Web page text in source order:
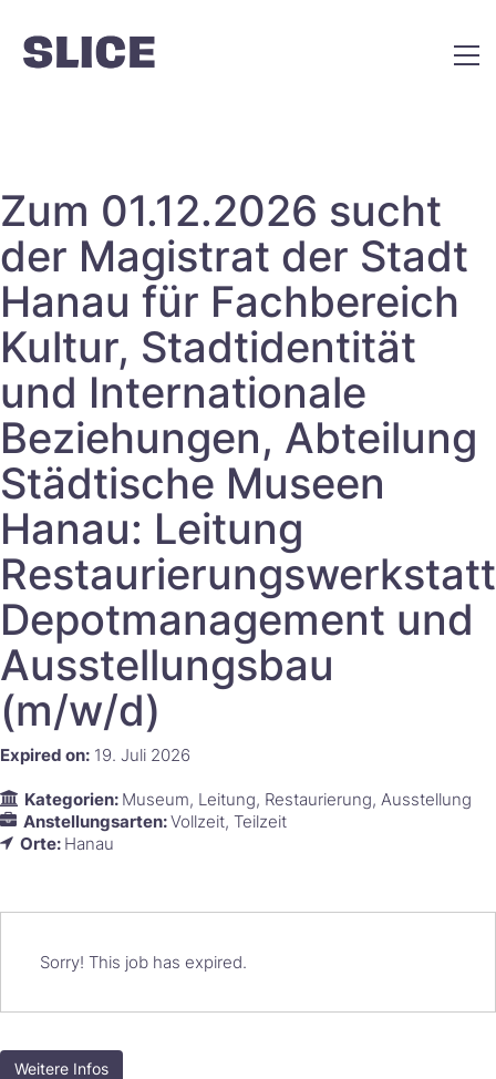
Zum 01.12.2026 sucht
der Magistrat der Stadt
Hanau für Fachbereich
Kultur, Stadtidentität
und Internationale
Beziehungen, Abteilung
Städtische Museen
Hanau: Leitung
Depotmanagement und
Ausstellungsbau
(m/w/d)​​‌‌‌​‌‌‌‌‌​​‌
Expired on: 19. Juli 2026
Kategorien: Museum Leitung Restaurierung Ausstellung
Anstellungsarten:Vollzeit Teilzeit
Orte: Hanau
Sorry! This job has expired.
Weitere Infos